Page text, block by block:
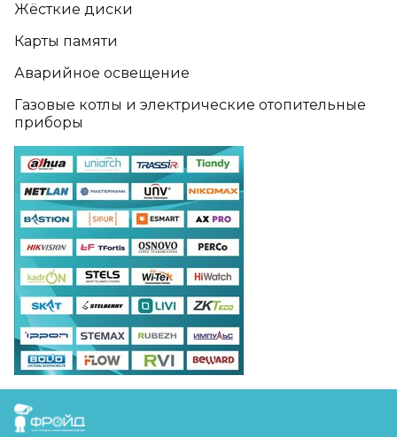
Жёсткие диски
Карты памяти
Аварийное освещение
Газовые котлы и электрические отопительные
приборы
FreudGroup